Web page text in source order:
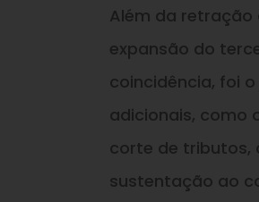
Além da retração
expansão do
coincidência, foi
adicionais, como
corte de tributos,
sustentação ao